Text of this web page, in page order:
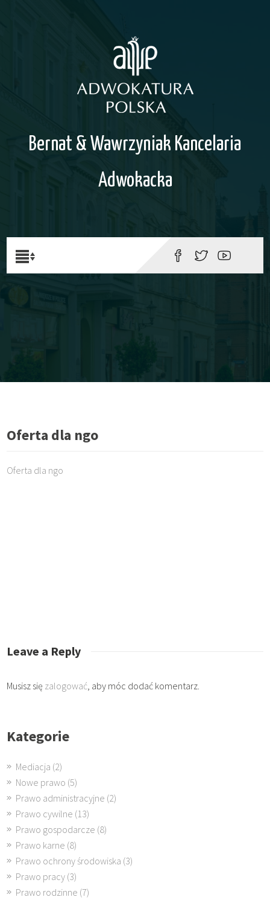
Bernat & Wawrzyniak Kancelaria
Adwokacka
Oferta dla ngo
Oferta dla ngo
Leave a Reply
Musisz się zalogować, aby móc dodać komentarz.
Kategorie
Mediacja (2)
Nowe prawo (5)
Prawo administracyjne (2)
Prawo cywilne (13)
Prawo gospodarcze (8)
Prawo karne (8)
Prawo ochrony środowiska (3)
Prawo pracy (3)
Prawo rodzinne (7)